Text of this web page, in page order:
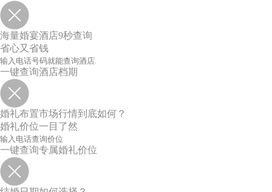
海量婚宴酒店9秒查询
省心又省钱
一键查询酒店档期
婚礼布置市场行情到底如何？
婚礼价位一目了然
一键查询专属婚礼价位